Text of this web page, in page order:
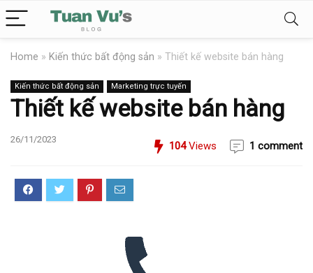
Home » Kiến thức bất động sản » Thiết kế website bán hàng
Kiến thức bất động sản Marketing trực tuyến
Thiết kế website bán hàng
26/11/2023
104Views 1 comment